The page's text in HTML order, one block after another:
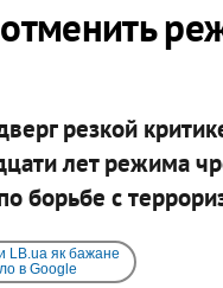
резкой
лет режима
борьбе с
LB.ua як бажане
в Google